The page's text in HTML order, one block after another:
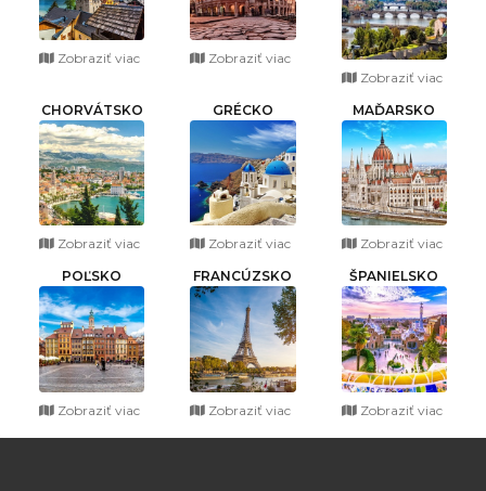
Zobraziť viac Zobraziť viac
Zobraziť viac
CHORVÁTSKO
Zobraziť viac
GRÉCKO
Zobraziť viac
MAĎARSKO
Zobraziť viac
POĽSKO
Zobraziť viac
FRANCÚZSKO
Zobraziť viac
ŠPANIELSKO
Zobraziť viac